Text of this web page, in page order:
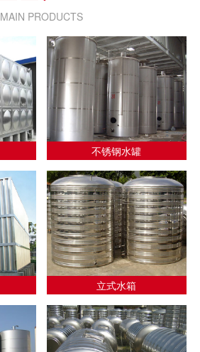
MAIN PRODUCTS
不锈钢水罐
立式水箱